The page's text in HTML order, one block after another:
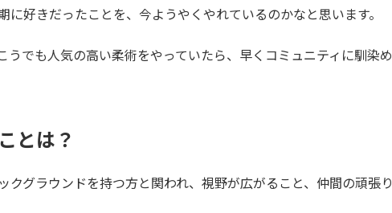
に好きだったことを、今ようやくやれているのかなと思います。
うでも人気の高い柔術をやっていたら、早くコミュニティに馴染め
とは？
クグラウンドを持つ方と関われ、視野が広がること、仲間の頑張り